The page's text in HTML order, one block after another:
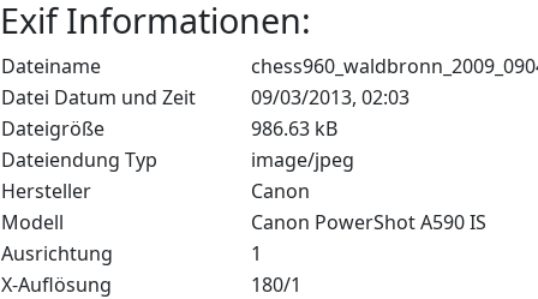
Exif Informationen:
Dateiname
Datei Datum und Zeit
09/03/2013, 02:03
Dateigröße
986.63 kB
Dateiendung Typ
image/jpeg
Hersteller
Canon
Modell
Canon PowerShot A590 IS
Ausrichtung
1
X-Auflösung
180/1